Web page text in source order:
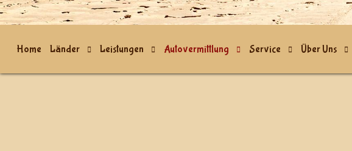
Home Länder Leistungen Autovermittlung Service Über Uns